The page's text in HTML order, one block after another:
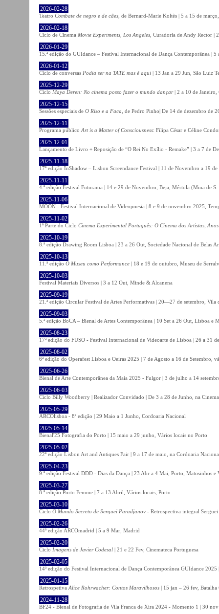
2026-02-28
Teatro Combate de negro e de cães , de Bernard-Marie Koltès | 5 a 15 de
2026-02-18
Ciclo de Cinema Movie Experiments, Los Angeles , Curadoria de Andy Rector
2026-01-29
15.ª edição do GUIdance – Festival Internacional de Dança Contemporânea |
2026-01-12
Ciclo de conversas Podia ser na TATE mas é aqui | 13 Jan a 29 Jun, São Luiz
2025-12-29
Ciclo Maya Deren: No cinema posso fazer o mundo dançar| 2 a 10 de Janeiro,
2025-12-15
Sessões especiais de O Riso e a Faca , de Pedro Pinho| De 14 de dezembro de
2025-12-11
Programa público Art is a Matter of Consciousness: Filipa César e Céline
2025-12-01
Lançamento de Livro + Reposição de “O Rei No Exílio - Remake” | 3 a 7 de
2025-11-18
17ª edição InShadow – Lisbon Screendance Festival | 11 de Novembro a 19
2025-11-11
4.ª edição Festival Futurama | 14 e 29 de Novembro, Beja, Mértola (Mina de
2025-11-06
MOON - Festival Internacional de Videopoesia | 8 e 9 de novembro 2025,
2025-11-02
1ª Parte do Ciclo Cinema Experimental Português: O Cinema dos Artistas,
2025-10-19
8.ª edição Drawing Room Lisboa | 23 a 26 Out, Sociedade Nacional de Belas
2025-10-13
11.ª edição O Museu como Performance | 18 e 19 de outubro, Museu de
2025-10-03
Festival Materiais Diversos | 3 a 12 Out, Minde & Alcanena
2025-09-19
21.ª edição Circular Festival de Artes Performativas | 20—27 de setembro, Vila
2025-09-03
5.ª edição BoCA – Bienal de Artes Contemporânea | 10 Set a 26 Out, Lisboa e
2025-08-23
17ª edição do FUSO - Festival Internacional de Videoarte de Lisboa | 26 a 31
2025-08-02
6ª edição do Operafest Lisboa e Oeiras 2025 | 7 de Agosto a 16 de Setembro,
2025-06-26
Bienal de Arte Contemporânea da Maia 2025 - Fulgor | 3 de julho a 14
2025-06-03
Ciclo Billy Woodberry | Realizador Convidado | De 3 a 28 de Junho, na
2025-05-29
ARCOlisboa - 8ª edição | 29 Maio a 1 Junho, Cordoaria Nacional
2025-05-14
Bienal'25 Fotografia do Porto | 15 maio a 29 junho, Vários locais no Porto
2025-05-02
22ª edição Lisbon Art and Antiques Fair | 9 a 17 de maio, na Cordoaria
2025-04-23
9.ª edição Festival DDD - Dias da Dança | 23 Abr a 4 Mai, Porto, Matosinhos e
2025-03-27
8.ª edição Porto Femme | 7 a 13 Abril, Vários locais, Porto
2025-03-10
Ciclo O Mundo Secreto de Serguei Paradjanov - Retrospectiva integral
2025-02-26
44ª edição ARCOmadrid | 5 a 9 Mar, Madrid
2025-02-20
Ciclo Imagens de Javier Codesal | 21 e 22 Fev, Cinemateca Portuguesa
2025-02-05
14ª edição do Festival Internacional de Dança Contemporânea GUIdance 2025
2025-01-15
Retrospetiva Alice Rohrwacher: Contos Maravilhosos | 15 jan – 26 fev, Batalha
2024-11-28
BF24 - Bienal de Fotografia de Vila Franca de Xira 2024 - Momento 1 | 30